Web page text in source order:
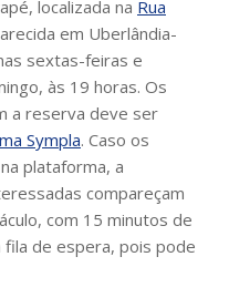
localizada na Rua
em Uberlândia-
sextas-feiras e
às 19 horas. Os
a reserva deve ser
Sympla. Caso os
plataforma, a
compareçam
com 15 minutos de
de espera, pois pode